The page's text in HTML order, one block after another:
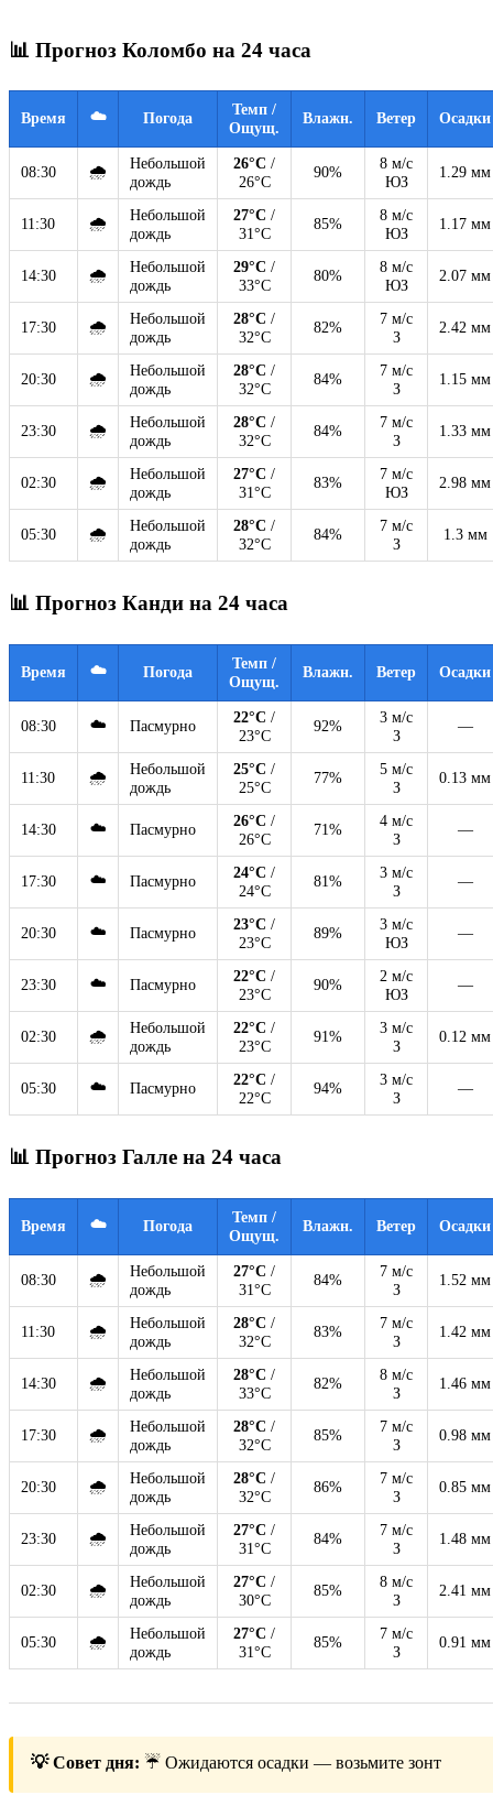
📊 Прогноз Коломбо на 24 часа
Время ☁️ Погода
Темп /
Ощущ.
Влажн. Ветер Осадки
08:30 🌧
Небольшой
дождь
26°C /
26°C
90%
8 м/с
ЮЗ
1.29 мм
11:30 🌧
Небольшой
дождь
27°C /
31°C
85%
8 м/с
ЮЗ
1.17 мм
14:30 🌧
Небольшой
дождь
29°C /
33°C
80%
8 м/с
ЮЗ
2.07 мм
17:30 🌧
Небольшой
дождь
28°C /
32°C
82%
7 м/с
З
2.42 мм
20:30 🌧
Небольшой
дождь
28°C /
32°C
84%
7 м/с
З
1.15 мм
23:30 🌧
Небольшой
дождь
28°C /
32°C
84%
7 м/с
З
1.33 мм
02:30 🌧
Небольшой
дождь
27°C /
31°C
83%
7 м/с
ЮЗ
2.98 мм
05:30 🌧
Небольшой
дождь
28°C /
32°C
84%
7 м/с
З
1.3 мм
📊 Прогноз Канди на 24 часа
Время ☁️ Погода
Темп /
Ощущ.
Влажн. Ветер Осадки
08:30 ☁️ Пасмурно 22°C /
23°C
92%
3 м/с
З
—
11:30 🌧
Небольшой
дождь
25°C /
25°C
77%
5 м/с
З
0.13 мм
14:30 ☁️ Пасмурно 26°C /
26°C
71%
4 м/с
З
—
17:30 ☁️ Пасмурно 24°C /
24°C
81%
3 м/с
З
—
20:30 ☁️ Пасмурно 23°C /
23°C
89%
3 м/с
ЮЗ
—
23:30 ☁️ Пасмурно 22°C /
23°C
90%
2 м/с
ЮЗ
—
02:30 🌧
Небольшой
дождь
22°C /
23°C
91%
3 м/с
З
0.12 мм
05:30 ☁️ Пасмурно 22°C /
22°C
94%
3 м/с
З
—
📊 Прогноз Галле на 24 часа
Время ☁️ Погода
Темп /
Ощущ.
Влажн. Ветер Осадки
08:30 🌧
Небольшой
дождь
27°C /
31°C
84%
7 м/с
З
1.52 мм
11:30 🌧
Небольшой
дождь
28°C /
32°C
83%
7 м/с
З
1.42 мм
14:30 🌧
Небольшой
дождь
28°C /
33°C
82%
8 м/с
З
1.46 мм
17:30 🌧
Небольшой
дождь
28°C /
32°C
85%
7 м/с
З
0.98 мм
20:30 🌧
Небольшой
дождь
28°C /
32°C
86%
7 м/с
З
0.85 мм
23:30 🌧
Небольшой
дождь
27°C /
31°C
84%
7 м/с
З
1.48 мм
02:30 🌧
Небольшой
дождь
27°C /
30°C
85%
8 м/с
З
2.41 мм
05:30 🌧
Небольшой
дождь
27°C /
31°C
85%
7 м/с
З
0.91 мм
💡 Совет дня: ☔ Ожидаются осадки — возьмите зонт